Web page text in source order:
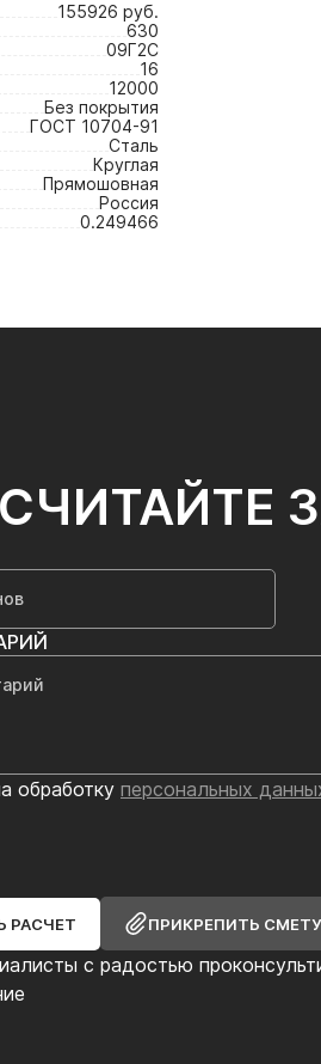
155926 руб.
630
09Г2С
16
12000
Без покрытия
ГОСТ 10704-91
Сталь
Круглая
Прямошовная
Россия
0.249466
с радостью
обработку персональных
РАСЧЕТ ПРИКРЕПИТЬ СМЕТУ